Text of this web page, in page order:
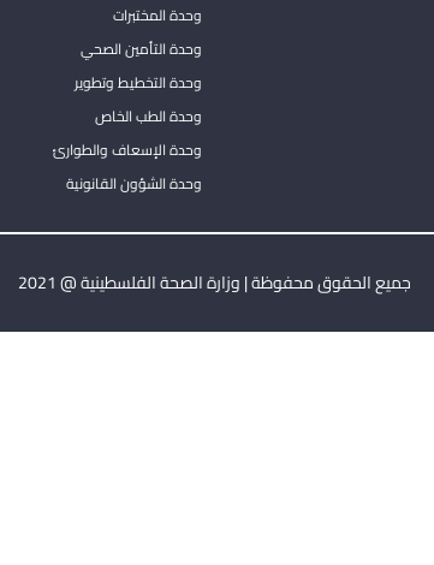
وحدة المختبرات
وحدة التأمين الصحي
وحدة التخطيط وتطوير
وحدة الطب الخاص
وحدة الإسعاف والطوارئ
وحدة الشؤون القانونية
جميع الحقوق محفوظة | وزارة الصحة الفلسطينية @ 2021